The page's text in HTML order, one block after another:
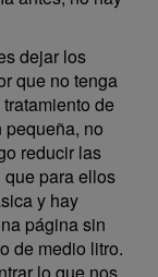
dejar los
que no tenga
de
no
reducir las
para ellos
y hay
página sin
de medio litro.